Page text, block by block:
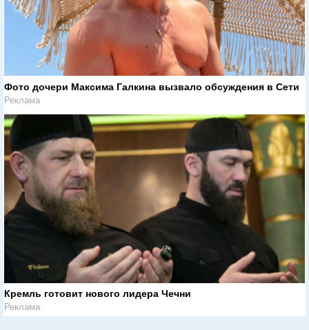
Фото дочери Максима Галкина вызвало обсуждения в Сети
Реклама
Кремль готовит нового лидера Чечни
Реклама